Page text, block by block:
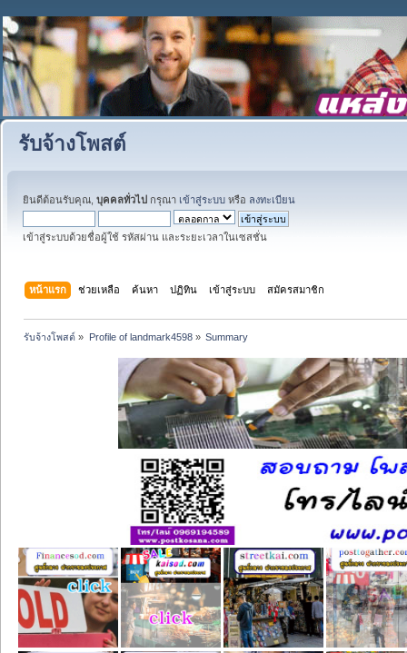
รับจ้างโพสต์
ยินดีต้อนรับคุณ, บุคคลทั่วไป กรุณา เข้าสู่ระบบ หรือ ลงทะเบียน
เข้าสู่ระบบด้วยชื่อผู้ใช้ รหัสผ่าน และระยะเวลาในเซสชั่น
หน้าแรก ช่วยเหลือ ค้นหา ปฏิทิน เข้าสู่ระบบ สมัครสมาชิก
รับจ้างโพสต์ » Profile of landmark4598» Summary